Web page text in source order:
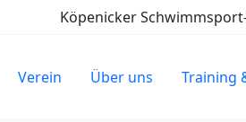
Köpenicker
Verein Über uns Training